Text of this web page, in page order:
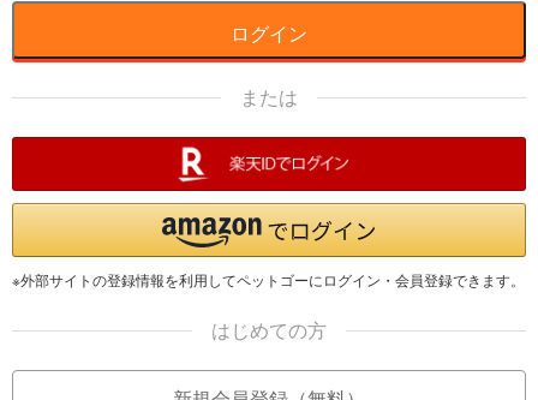
ログイン
または
※外部サイトの登録情報を利用してペットゴーにログイン・会員登録できます。
はじめての方